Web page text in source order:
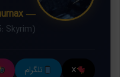
— Paarthurnax
(The Elder Scrolls 5: Skyrim)
X تلگرام